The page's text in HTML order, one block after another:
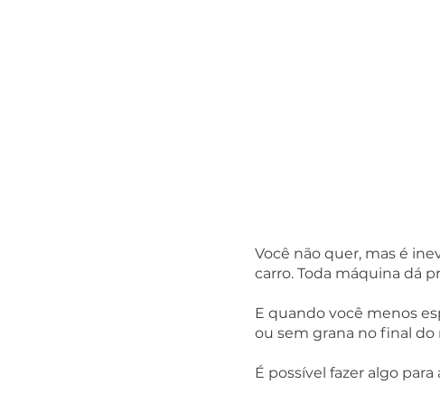
Você não quer, mas é
carro. Toda máquina dá
E quando você menos
ou sem grana no final do
É possível fazer algo